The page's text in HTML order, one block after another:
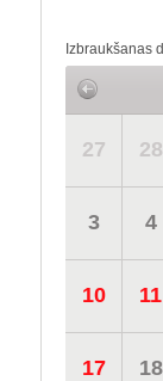
Izbraukšanas
27 28
3 4
10 11
17 18